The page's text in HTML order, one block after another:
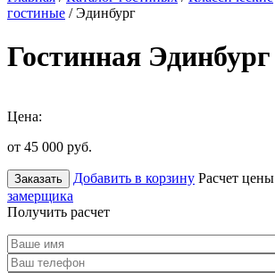
гостиные / Эдинбург
Гостинная Эдинбург
Цена:
от 45 000 руб.
Заказать Добавить в корзину Расчет цены
замерщика
Получить расчет